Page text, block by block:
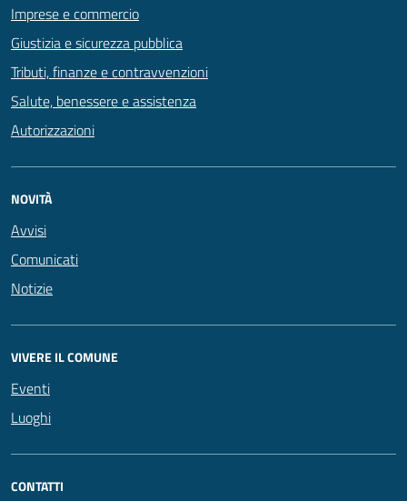
Imprese e commercio
Giustizia e sicurezza pubblica
Tributi, finanze e contravvenzioni
Salute, benessere e assistenza
Autorizzazioni
NOVITÀ
Avvisi
Comunicati
Notizie
VIVERE IL COMUNE
Eventi
Luoghi
CONTATTI